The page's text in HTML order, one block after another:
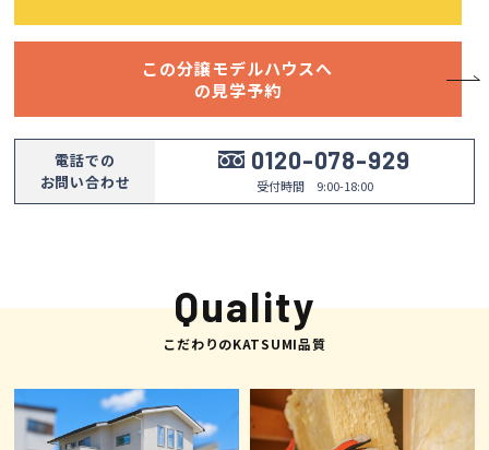
家づくりの資金計画
家づくりのスケジュール
よくあるご質問 店舗紹介
この分譲モデルハウスへ
の見学予約
電話での
お問い合わせ
0120-078-929
受付時間 9:00-18:00
Quality
こだわりのKATSUMI品質